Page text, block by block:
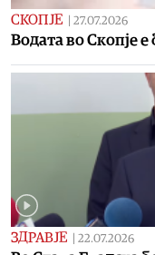
СКОПЈЕ 27.07.2026
Водата во Скопје
ЗДРАВЈЕ 22.07.2026